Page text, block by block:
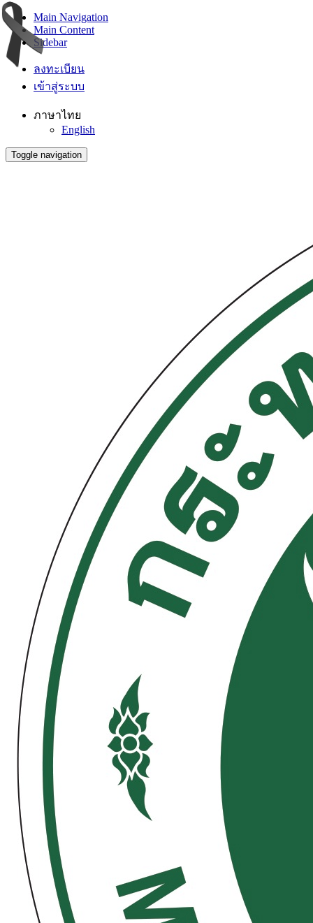
Main Navigation
Main Content
Sidebar
ลงทะเบียน
เข้าสู่ระบบ
ภาษาไทย
English
Toggle navigation